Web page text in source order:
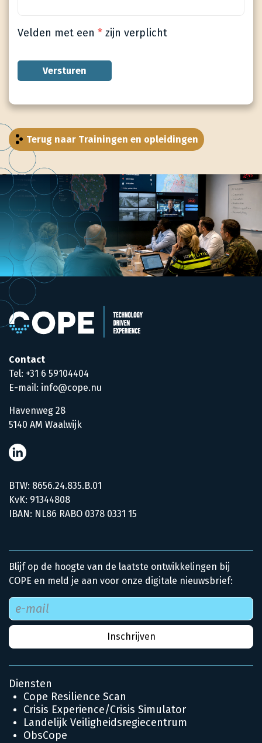
Velden met een * zijn verplicht
Terug naar Trainingen en opleidingen
Contact
Tel: +31 6 59104404
E-mail: info@cope.nu
Havenweg 28
5140 AM Waalwijk
BTW: 8656.24.835.B.01
KvK: 91344808
IBAN: NL86 RABO 0378 0331 15
Blijf op de hoogte van de laatste ontwikkelingen bij
COPE en meld je aan voor onze digitale nieuwsbrief:
Diensten
Cope Resilience Scan
Crisis Experience/Crisis Simulator
Landelijk Veiligheidsregiecentrum
ObsCope